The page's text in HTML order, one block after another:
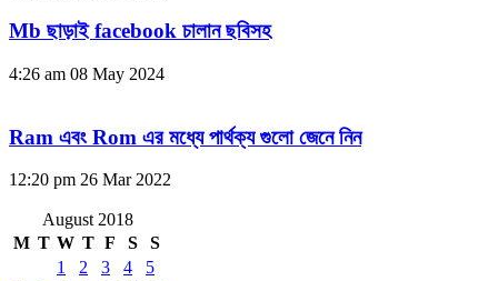
Mb ছাড়াই facebook চালান ছবিসহ
4:26 am 08 May 2024
Ram এবং Rom এর মধ্যে পার্থক্য গুলো জেনে নিন
12:20 pm 26 Mar 2022
August 2018
M T W T F S
S
1
2 3 4
5